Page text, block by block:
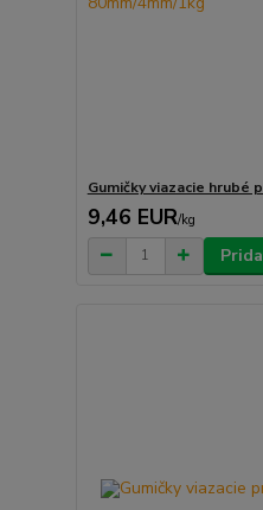
Gumičky viazacie hrubé
9,46 EUR/kg